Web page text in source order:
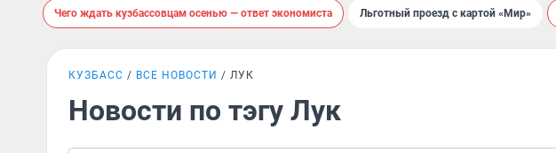
Чего ждать кузбассовцам осенью — ответ экономиста Льготный проезд с картой «Мир»
КУЗБАСС ВСЕ НОВОСТИ ЛУК
Новости по тэгу Лук